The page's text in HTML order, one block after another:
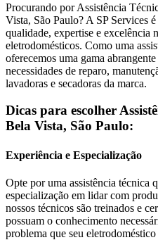
Procurando por Assistência
Vista, São Paulo? A SP Services
qualidade, expertise e excelência
eletrodomésticos. Como uma
oferecemos uma gama
necessidades de reparo,
lavadoras e secadoras da marca.
Dicas para escolher
Bela Vista, São Paulo:
Experiência e Especialização
Opte por uma assistência técnica
especialização em lidar com
nossos técnicos são treinados e
possuam o conhecimento
problema que seu eletrodoméstico